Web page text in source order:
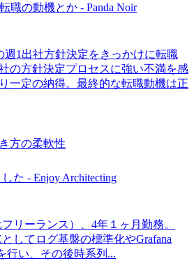
職の動機とか - Panda Noir
1出社方針決定をきっかけに転職
の方針決定プロセスに強い不満を感
一定の納得。最終的な転職動機は正
方の柔軟性
た - Enjoy Architecting
リーランス）、4年１ヶ月勤務。
としてログ基盤の標準化やGrafana
行い、その後時系列...